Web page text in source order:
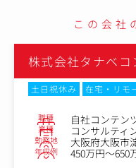
この会社
株式会社タナベコ
土日祝休み 在宅・リモ
職種 自社コンテン
業種 コンサルティ
勤務地 大阪府大阪市
年収例
450万円～650